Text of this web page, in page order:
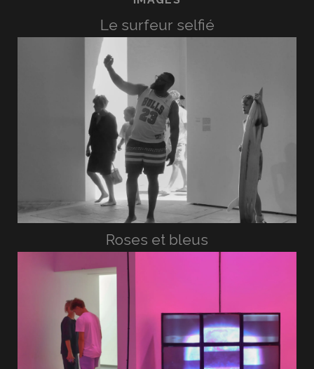
Le surfeur selfié
Roses et bleus